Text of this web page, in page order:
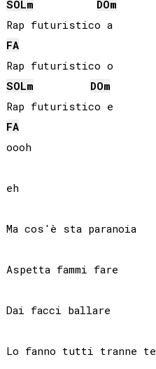
SOLm DOm
Rap futuristico a
FA
SOLm DOm
FA
oooh
eh
Ma cos'è sta paranoia
Aspetta fammi fare
Dai facci ballare
Lo fanno tutti tranne te